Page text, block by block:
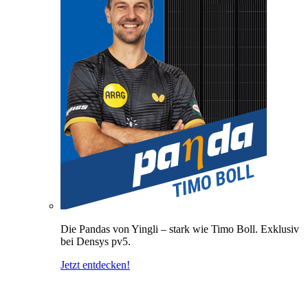
Die Pandas von Yingli – stark wie Timo Boll. Exklusiv
bei Densys pv5.
Jetzt entdecken!